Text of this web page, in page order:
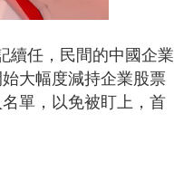
續任，民間的中國企業
大幅度減持企業股票
單，以免被盯上，首